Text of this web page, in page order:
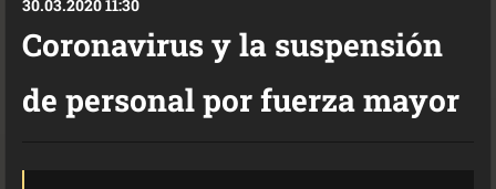
30.03.2020 11:30
Coronavirus y la suspensión
de personal por fuerza mayor